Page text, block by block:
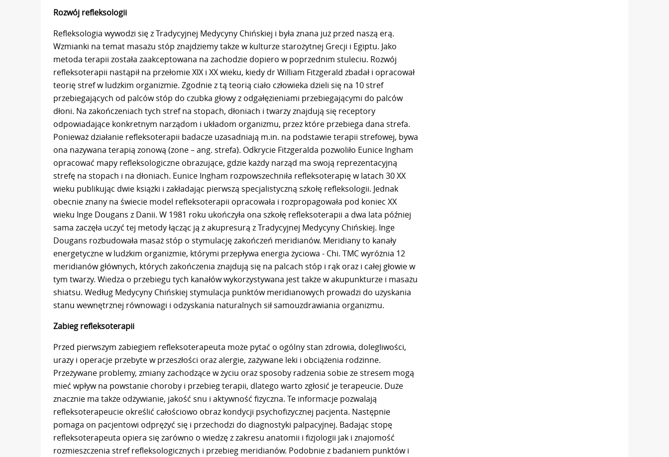
Rozwój refleksologii
Refleksologia wywodzi się z Tradycyjnej Medycyny Chińskiej i była znana już przed naszą erą.
Wzmianki na temat masażu stóp znajdziemy także w kulturze starożytnej Grecji i Egiptu. Jako
metoda terapii została zaakceptowana na zachodzie dopiero w poprzednim stuleciu. Rozwój
refleksoterapii nastąpił na przełomie XIX i XX wieku, kiedy dr William Fitzgerald zbadał i opracował
teorię stref w ludzkim organizmie. Zgodnie z tą teorią ciało człowieka dzieli się na 10 stref
przebiegających od palców stóp do czubka głowy z odgałęzieniami przebiegającymi do palców
dłoni. Na zakończeniach tych stref na stopach, dłoniach i twarzy znajdują się receptory
odpowiadające konkretnym narządom i układom organizmu, przez które przebiega dana strefa.
Ponieważ działanie refleksoterapii badacze uzasadniają m.in. na podstawie terapii strefowej, bywa
ona nazywana terapią zonową (zone – ang. strefa). Odkrycie Fitzgeralda pozwoliło Eunice Ingham
opracować mapy refleksologiczne obrazujące, gdzie każdy narząd ma swoją reprezentacyjną
strefę na stopach i na dłoniach. Eunice Ingham rozpowszechniła refleksoterapię w latach 30 XX
wieku publikując dwie książki i zakładając pierwszą specjalistyczną szkołę refleksologii. Jednak
obecnie znany na świecie model refleksoterapii opracowała i rozpropagowała pod koniec XX
wieku Inge Dougans z Danii. W 1981 roku ukończyła ona szkołę refleksoterapii a dwa lata później
sama zaczęła uczyć tej metody łącząc ją z akupresurą z Tradycyjnej Medycyny Chińskiej. Inge
Dougans rozbudowała masaż stóp o stymulację zakończeń meridianów. Meridiany to kanały
energetyczne w ludzkim organizmie, którymi przepływa energia życiowa - Chi. TMC wyróżnia 12
meridianów głównych, których zakończenia znajdują się na palcach stóp i rąk oraz i całej głowie w
tym twarzy. Wiedza o przebiegu tych kanałów wykorzystywana jest także w akupunkturze i masażu
shiatsu. Według Medycyny Chińskiej stymulacja punktów meridianowych prowadzi do uzyskania
stanu wewnętrznej równowagi i odzyskania naturalnych sił samouzdrawiania organizmu.
Zabieg refleksoterapii
Przed pierwszym zabiegiem refleksoterapeuta może pytać o ogólny stan zdrowia, dolegliwości,
urazy i operacje przebyte w przeszłości oraz alergie, zażywane leki i obciążenia rodzinne.
Przeżywane problemy, zmiany zachodzące w życiu oraz sposoby radzenia sobie ze stresem mogą
mieć wpływ na powstanie choroby i przebieg terapii, dlatego warto zgłosić je terapeucie. Duże
znacznie ma także odżywianie, jakość snu i aktywność fizyczna. Te informacje pozwalają
refleksoterapeucie określić całościowo obraz kondycji psychofizycznej pacjenta. Następnie
pomaga on pacjentowi odprężyć się i przechodzi do diagnostyki palpacyjnej. Badając stopę
refleksoterapeuta opiera się zarówno o wiedzę z zakresu anatomii i fizjologii jak i znajomość
rozmieszczenia stref refleksologicznych i przebieg meridianów. Podobnie z badaniem punktów i